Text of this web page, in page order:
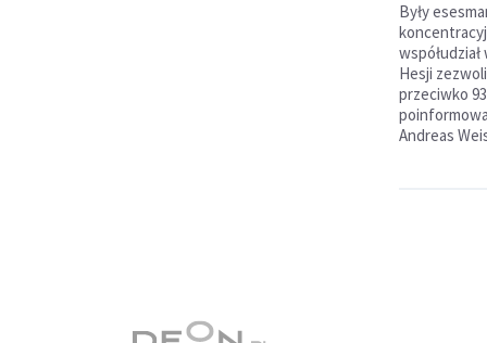
Były
Hesji
przeciwko
Andreas